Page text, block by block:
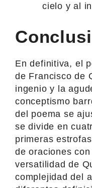
cielo y al
En definitiva, el
de Francisco de
ingenio y la
conceptismo
del poema se
se divide en
primeras
de oraciones
versatilidad de
complejidad del